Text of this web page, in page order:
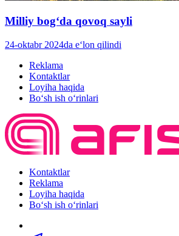
Milliy bogʻda qovoq sayli
24-oktabr 2024da e‘lon qilindi
Reklama
Kontaktlar
Loyiha haqida
Bo‘sh ish o‘rinlari
Kontaktlar
Reklama
Loyiha haqida
Bo‘sh ish o‘rinlari